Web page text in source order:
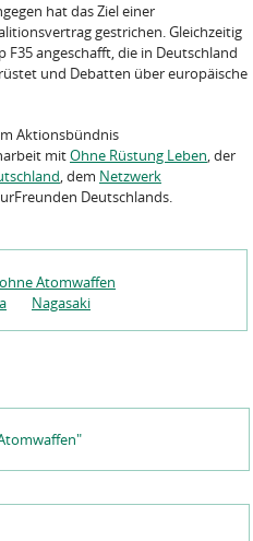
hat das Ziel einer
gestrichen. Gleichzeitig
angeschafft, die in Deutschland
und Debatten über europäische
Aktionsbündnis
mitOhne Rüstung Leben, der
, dem Netzwerk
Deutschlands.
Atomwaffen
Nagasaki